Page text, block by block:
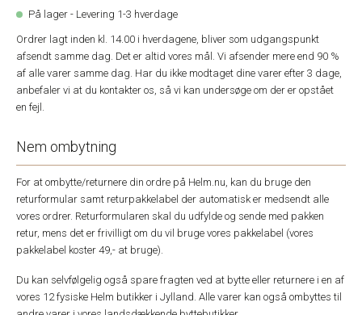
På lager - Levering 1-3 hverdage
Ordrer lagt inden kl. 14.00 i hverdagene, bliver som udgangspunkt
afsendt samme dag. Det er altid vores mål. Vi afsender mere end 90 %
af alle varer samme dag. Har du ikke modtaget dine varer efter 3 dage,
anbefaler vi at du kontakter os, så vi kan undersøge om der er opstået
en fejl.
Nem ombytning
For at ombytte/returnere din ordre på Helm.nu, kan du bruge den
returformular samt returpakkelabel der automatisk er medsendt alle
vores ordrer. Returformularen skal du udfylde og sende med pakken
retur, mens det er frivilligt om du vil bruge vores pakkelabel (vores
pakkelabel koster 49,- at bruge).
Du kan selvfølgelig også spare fragten ved at bytte eller returnere i en af
vores 12 fysiske Helm butikker i Jylland. Alle varer kan også ombyttes til